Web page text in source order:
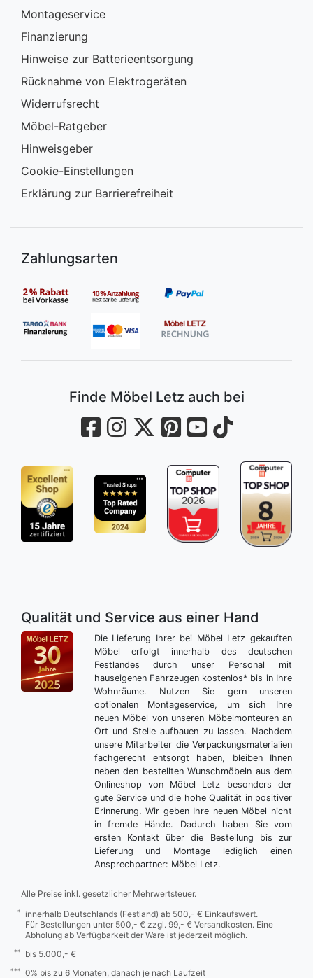
Montageservice
Finanzierung
Hinweise zur Batterieentsorgung
Rücknahme von Elektrogeräten
Widerrufsrecht
Möbel-Ratgeber
Hinweisgeber
Cookie-Einstellungen
Erklärung zur Barrierefreiheit
Zahlungsarten
Finde Möbel Letz auch bei
Qualität und Service aus einer Hand
Die Lieferung Ihrer bei Möbel Letz gekauften
Möbel erfolgt innerhalb des deutschen
Festlandes durch unser Personal mit
hauseigenen Fahrzeugen kostenlos* bis in Ihre
Wohnräume. Nutzen Sie gern unseren
optionalen Montageservice, um sich Ihre
neuen Möbel von unseren Möbelmonteuren an
Ort und Stelle aufbauen zu lassen. Nachdem
unsere Mitarbeiter die Verpackungsmaterialien
fachgerecht entsorgt haben, bleiben Ihnen
neben den bestellten Wunschmöbeln aus dem
Onlineshop von Möbel Letz besonders der
gute Service und die hohe Qualität in positiver
Erinnerung. Wir geben Ihre neuen Möbel nicht
in fremde Hände. Dadurch haben Sie vom
ersten Kontakt über die Bestellung bis zur
Lieferung und Montage lediglich einen
Ansprechpartner: Möbel Letz.
Alle Preise inkl. gesetzlicher Mehrwertsteuer.
*
innerhalb Deutschlands (Festland) ab 500,- € Einkaufswert.
Für Bestellungen unter 500,- € zzgl. 99,- € Versandkosten. Eine
Abholung ab Verfügbarkeit der Ware ist jederzeit möglich.
** bis 5.000,- €
*** 0% bis zu 6 Monaten, danach je nach Laufzeit